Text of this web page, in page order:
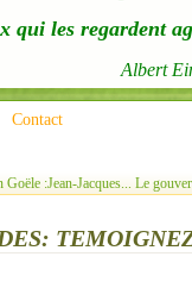
qui les regardent
Albert
Contact
:Jean-Jacques... Le